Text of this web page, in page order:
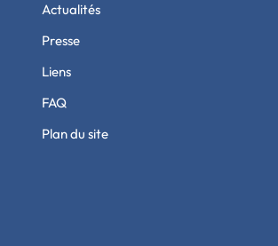
Actualités
Presse
Liens
FAQ
Plan du site